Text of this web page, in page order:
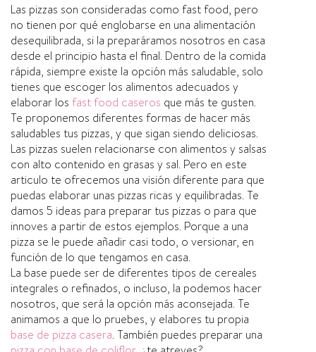
Las pizzas son consideradas como fast food, pero
no tienen por qué englobarse en una alimentación
desequilibrada, si la preparáramos nosotros en casa
desde el principio hasta el final. Dentro de la comida
rápida, siempre existe la opción más saludable, solo
tienes que escoger los alimentos adecuados y
elaborar los fast food caseros que más te gusten.
Te proponemos diferentes formas de hacer más
saludables tus pizzas, y que sigan siendo deliciosas.
Las pizzas suelen relacionarse con alimentos y salsas
con alto contenido en grasas y sal. Pero en este
articulo te ofrecemos una visión diferente para que
puedas elaborar unas pizzas ricas y equilibradas. Te
damos 5 ideas para preparar tus pizzas o para que
innoves a partir de estos ejemplos. Porque a una
pizza se le puede añadir casi todo, o versionar, en
función de lo que tengamos en casa.
La base puede ser de diferentes tipos de cereales
integrales o refinados, o incluso, la podemos hacer
nosotros, que será la opción más aconsejada. Te
animamos a que lo pruebes, y elabores tu propia
base de pizza casera. También puedes preparar una